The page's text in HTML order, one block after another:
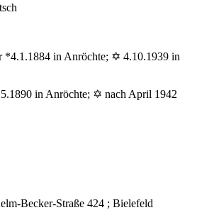
*4.1.1884 in Anröchte; ✡ 4.10.1939 in
in Anröchte; ✡ nach April 1942
Becker-Straße 424 ; Bielefeld